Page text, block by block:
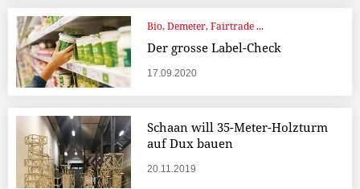
Bio, Demeter, Fairtrade ...
Der grosse Label-Check
17.09.2020
Schaan will 35-Meter-Holzturm
auf Dux bauen
20.11.2019